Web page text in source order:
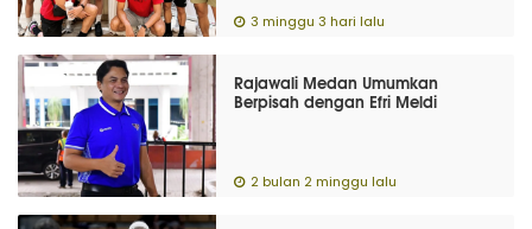
3 minggu 3 hari lalu
Rajawali Medan Umumkan
Berpisah dengan Efri Meldi
2 bulan 2 minggu lalu